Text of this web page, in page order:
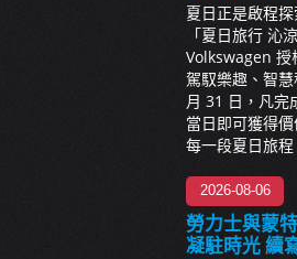
夏日正是啟程
「夏日旅行 沁
Volkswagen 授
駕馭樂趣、智
月 31 日，凡完
當日即可獲得
每一段夏日旅程
2026-08-06
勞力士與蒙
凝駐時光 續